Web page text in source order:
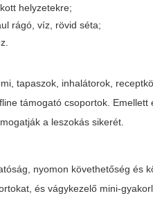
helyzetekre;
rágó, víz, rövid séta;
tapaszok, inhalátorok,
támogató csoportok.
a leszokás sikerét.
nyomon követhetőség és
és vágykezelő mini-